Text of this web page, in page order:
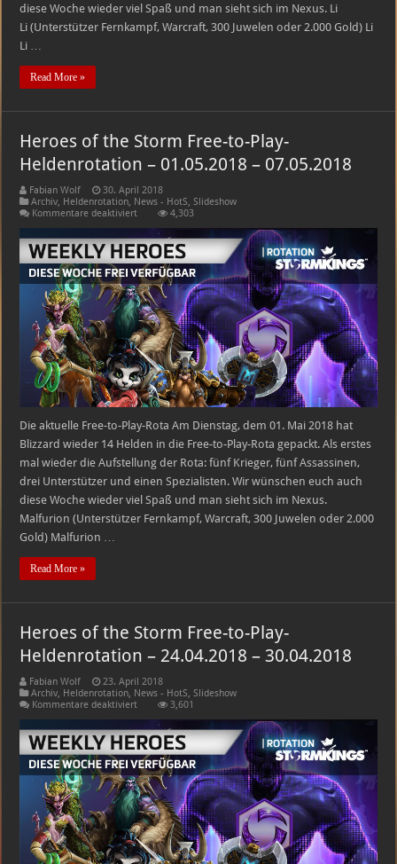
diese Woche wieder viel Spaß und man sieht sich im Nexus. Li
Li (Unterstützer Fernkampf, Warcraft, 300 Juwelen oder 2.000 Gold) Li
Li …
Read More »
Heroes of the Storm Free-to-Play-
Heldenrotation – 01.05.2018 – 07.05.2018
Fabian Wolf
30. April 2018
Archiv, Heldenrotation, News - HotS,Slideshow
Kommentare deaktiviertfür
of
the
Storm
Free-
to-
Play-
Heldenrotation
–
01.05.2018
–
07.05.2018
4,303
Die aktuelle Free-to-Play-Rota Am Dienstag, dem 01. Mai 2018 hat
Blizzard wieder 14 Helden in die Free-to-Play-Rota gepackt. Als erstes
mal wieder die Aufstellung der Rota: fünf Krieger, fünf Assassinen,
drei Unterstützer und einen Spezialisten. Wir wünschen euch auch
diese Woche wieder viel Spaß und man sieht sich im Nexus.
Malfurion (Unterstützer Fernkampf, Warcraft, 300 Juwelen oder 2.000
Gold) Malfurion …
Read More »
Heroes of the Storm Free-to-Play-
Heldenrotation – 24.04.2018 – 30.04.2018
Fabian Wolf
23. April 2018
Archiv, Heldenrotation, News - HotS,Slideshow
Kommentare deaktiviertfür
of
the
Storm
Free-
to-
Play-
Heldenrotation
–
24.04.2018
–
30.04.2018
3,601